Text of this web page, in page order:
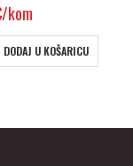
/kom
DODAJ U KOŠARICU